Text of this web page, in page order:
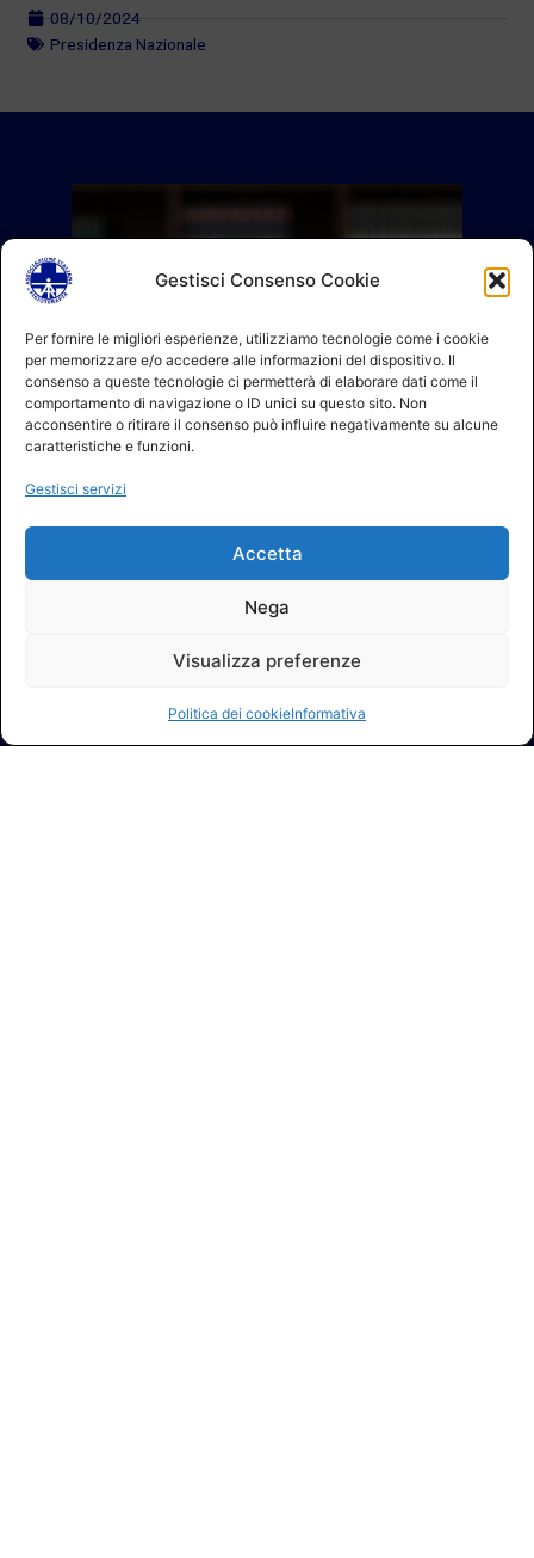
Gestisci Consenso Cookie
Per fornire le migliori esperienze, utilizziamo tecnologie come i cookie
per memorizzare e/o accedere alle informazioni del dispositivo. Il
consenso a queste tecnologie ci permetterà di elaborare dati come il
comportamento di navigazione o ID unici su questo sito. Non
acconsentire o ritirare il consenso può influire negativamente su alcune
caratteristiche e funzioni.
Gestisci servizi
Accetta
Nega
Visualizza preferenze
Politica dei cookieInformativa
08/10/2024
Presidenza Nazionale